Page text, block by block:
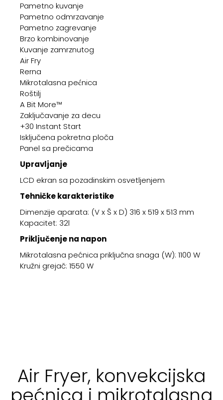
Pametno kuvanje
Pametno odmrzavanje
Pametno zagrevanje
Brzo kombinovanje
Kuvanje zamrznutog
Air Fry
Rerna
Mikrotalasna pećnica
Roštilj
A Bit More™
Zaključavanje za decu
+30 Instant Start
Isključena pokretna ploča
Panel sa prečicama
Upravljanje
LCD ekran sa pozadinskim osvetljenjem
Tehničke karakteristike
Dimenzije aparata: (V x Š x D) 316 x 519 x 513 mm
Kapacitet: 32l
Priključenje na napon
Mikrotalasna pećnica priključna snaga (W): 1100 W
Kružni grejač: 1550 W
Air Fryer, konvekcijska